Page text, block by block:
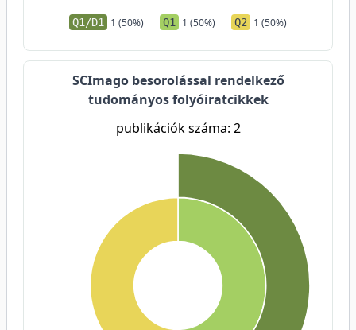
Q1/D1 1 (50%) Q1 1 (50%) Q2 1 (50%)
SCImago besorolással rendelkező
tudományos folyóiratcikkek
publikációk száma: 2